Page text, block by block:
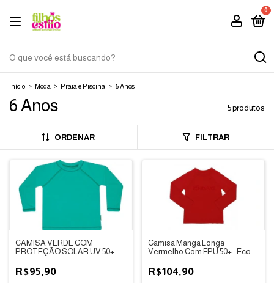
0
Início > Moda > Praia e Piscina > 6 Anos
6 Anos 5 produtos
ORDENAR FILTRAR
CAMISA VERDE COM
PROTEÇÃO SOLAR UV 50+ -
R$95,90
Camisa Manga Longa
Vermelho Com FPU 50+ - Eco
R$104,90